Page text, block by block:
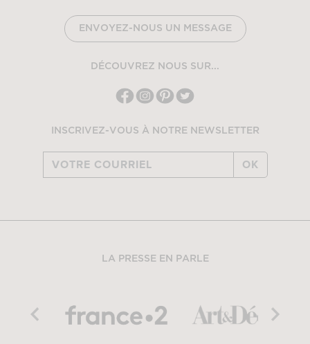
ENVOYEZ-NOUS UN MESSAGE
DÉCOUVREZ NOUS SUR...
INSCRIVEZ-VOUS À NOTRE NEWSLETTER
OK
LA PRESSE EN PARLE